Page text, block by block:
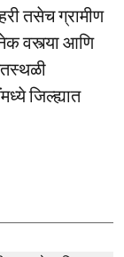
तसेच ग्रामीण
वस्त्या आणि
जिल्ह्यात